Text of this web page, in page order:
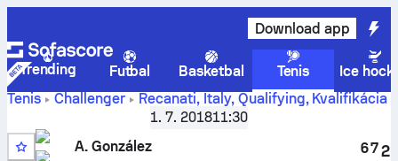
Download app
Trending Futbal Basketbal Tenis
Ice
Tenis
Challenger Recanati, Italy, Qualifying, Kvalifikácia
A. GonzálezvsFrancesco Ferrari
výsledky H2H
1. 7. 201811:30
A. González
672